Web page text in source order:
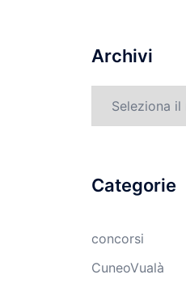
Archivi
Categorie
concorsi
CuneoVualà